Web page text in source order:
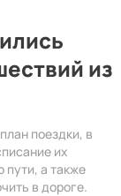
из
поездки, в
их
пути, а также
в дороге.